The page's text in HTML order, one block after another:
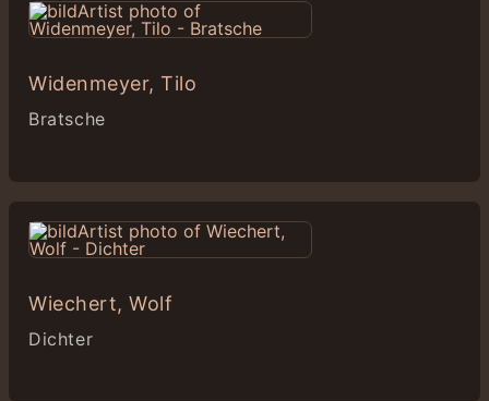
Widenmeyer, Tilo
Bratsche
Wiechert, Wolf
Dichter